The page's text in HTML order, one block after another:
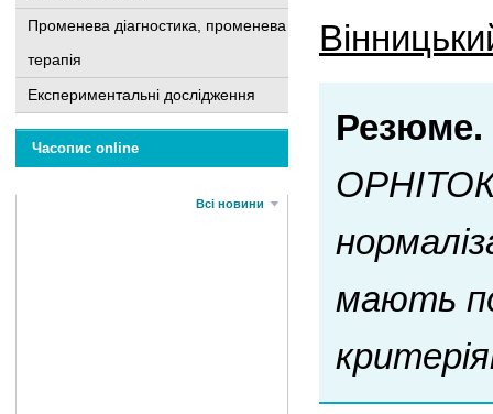
Променева діагностика, променева
терапія
Експериментальні дослідження
Часопис online
Всі новини
Резюме.
мають